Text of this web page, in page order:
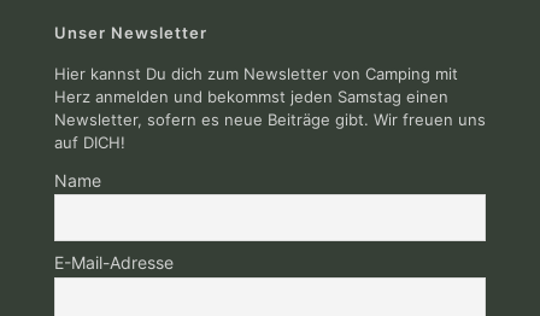
Unser Newsletter
Hier kannst Du dich zum Newsletter von Camping mit
Herz anmelden und bekommst jeden Samstag einen
Newsletter, sofern es neue Beiträge gibt. Wir freuen uns
auf DICH!
Name
E-Mail-Adresse